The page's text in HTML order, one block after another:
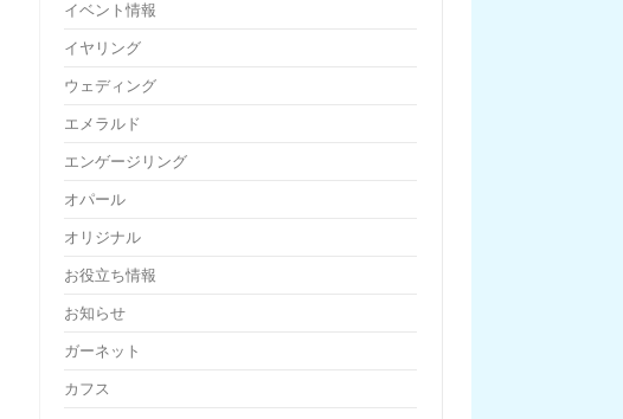
イベント情報
イヤリング
ウェディング
エメラルド
エンゲージリング
オパール
オリジナル
お役立ち情報
お知らせ
ガーネット
カフス